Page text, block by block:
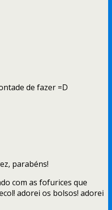
de fazer =D
parabéns!
com as fofurices que
adorei os bolsos! adorei